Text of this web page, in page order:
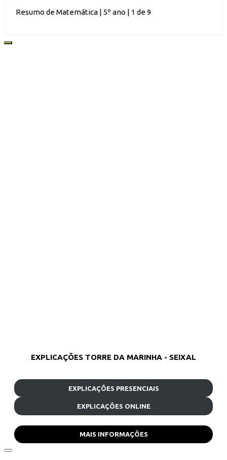
Resumo de Matemática | 5º ano | 1 de 9
EXPLICAÇÕES TORRE DA MARINHA - SEIXAL
EXPLICAÇÕES PRESENCIAIS
EXPLICAÇÕES ONLINE
MAIS INFORMAÇÕES